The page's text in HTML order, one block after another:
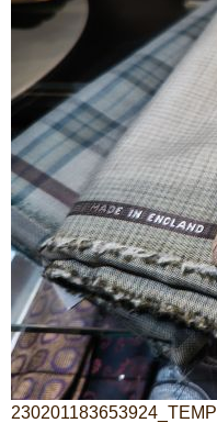
230201183653924_TEMP